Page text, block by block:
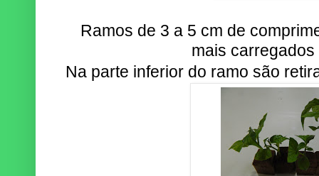
Ramos de 3 a 5 cm de
mais
Na parte inferior do ramo são